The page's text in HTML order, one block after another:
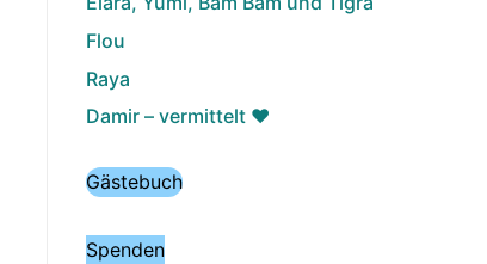
Flou
Raya
Damir – vermittelt ♥️
Gästebuch
Spenden